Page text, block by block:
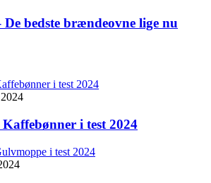
bedste brændeovne lige nu
i test 2024